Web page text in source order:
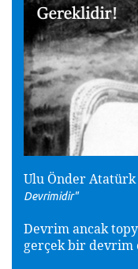
Ulu Önder
Devrimidir"
Devrim ancak
gerçek bir devrim